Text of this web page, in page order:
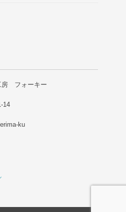
房 フォーキー
14
ku